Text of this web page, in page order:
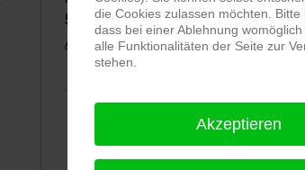
5,0 ⭐⭐⭐⭐⭐bei 144 Google-
Alle Rezensionen ansehen|Bewertung
die Cookies zulassen möchten. Bitte
dass bei einer Ablehnung
alle Funktionalitäten der Seite zur
stehen.
Akzeptieren